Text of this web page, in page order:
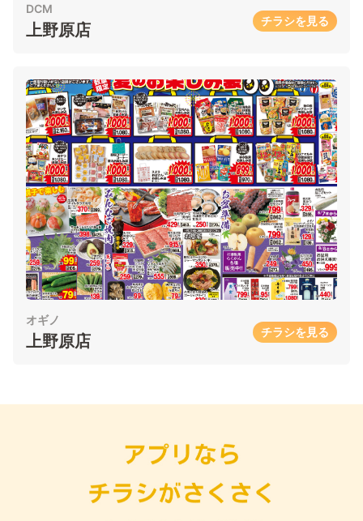
DCM
上野原店 チラシを見る
オギノ
上野原店 チラシを見る